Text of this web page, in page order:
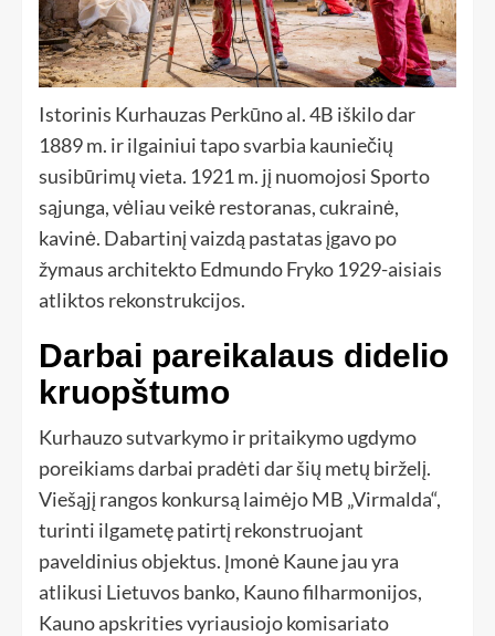
Istorinis Kurhauzas Perkūno al. 4B iškilo dar
1889 m. ir ilgainiui tapo svarbia kauniečių
susibūrimų vieta. 1921 m. jį nuomojosi Sporto
sąjunga, vėliau veikė restoranas, cukrainė,
kavinė. Dabartinį vaizdą pastatas įgavo po
žymaus architekto Edmundo Fryko 1929-aisiais
atliktos rekonstrukcijos.
Darbai pareikalaus didelio
kruopštumo
Kurhauzo sutvarkymo ir pritaikymo ugdymo
poreikiams darbai pradėti dar šių metų birželį.
Viešąjį rangos konkursą laimėjo MB „Virmalda“,
turinti ilgametę patirtį rekonstruojant
paveldinius objektus. Įmonė Kaune jau yra
atlikusi Lietuvos banko, Kauno filharmonijos,
Kauno apskrities vyriausiojo komisariato